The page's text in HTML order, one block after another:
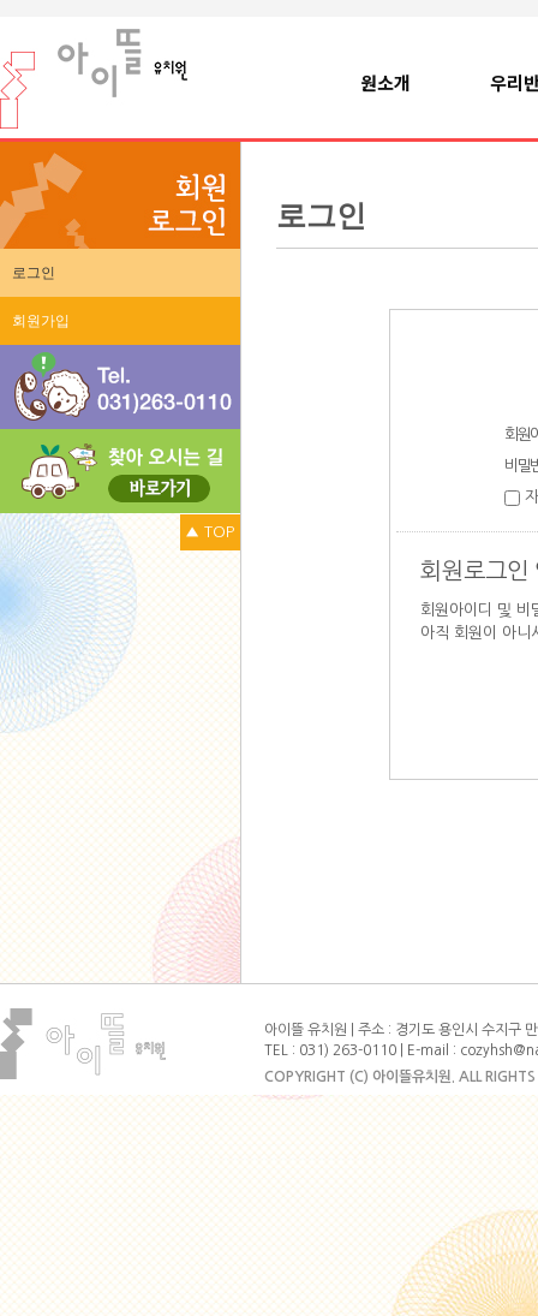
원소개 우리
로그인
회원가입
▲ TOP
로그인
회원
비밀
회원로그인
회원아이디 및 비
아직 회원이 아니
아이뜰 유치원 | 주소 : 경기도 용인시 수지
TEL : 031) 263-0110 | E-mail :
COPYRIGHT (C) 아이뜰유치원. ALL RIGHTS